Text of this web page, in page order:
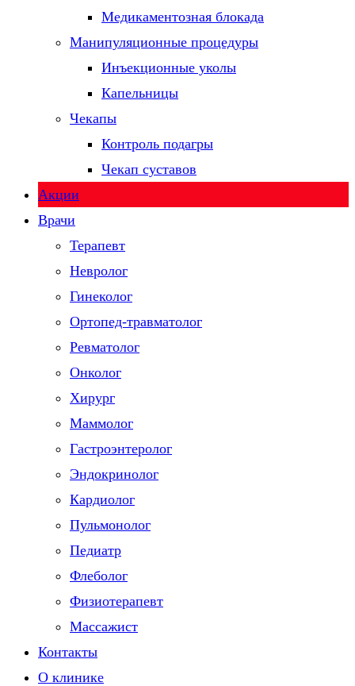
Медикаментозная блокада
Манипуляционные процедуры
Инъекционные уколы
Капельницы
Чекапы
Контроль подагры
Чекап суставов
Акции
Врачи
Терапевт
Невролог
Гинеколог
Ортопед-травматолог
Ревматолог
Онколог
Хирург
Маммолог
Гастроэнтеролог
Эндокринолог
Кардиолог
Пульмонолог
Педиатр
Флеболог
Физиотерапевт
Массажист
Контакты
О клинике